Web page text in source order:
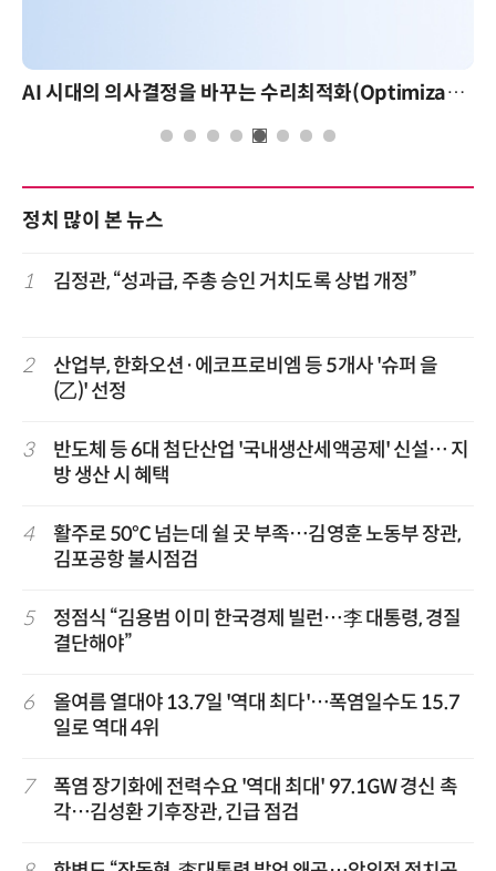
AI 시대의 의사결정을 바꾸는 수리최적화(Optimization): 실제 산업 적용 사례와 활용 전략
정치 많이 본 뉴스
1 김정관, “성과급, 주총 승인 거치도록 상법 개정”
2
산업부, 한화오션·에코프로비엠 등 5개사 '슈퍼 을
(乙)' 선정
3
반도체 등 6대 첨단산업 '국내생산세액공제' 신설… 지
방 생산 시 혜택
4
활주로 50℃ 넘는데 쉴 곳 부족…김영훈 노동부 장관,
김포공항 불시점검
5
정점식 “김용범 이미 한국경제 빌런…李 대통령, 경질
결단해야”
6
올여름 열대야 13.7일 '역대 최다'…폭염일수도 15.7
일로 역대 4위
7
폭염 장기화에 전력수요 '역대 최대' 97.1GW 경신 촉
각…김성환 기후장관, 긴급 점검